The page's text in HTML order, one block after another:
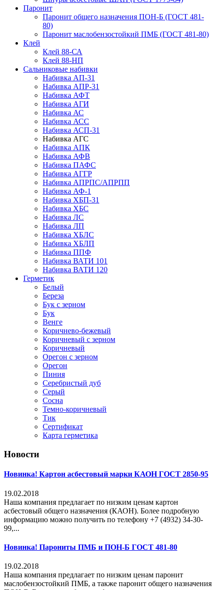
Паронит
Паронит общего назначения ПОН-Б (ГОСТ 481-
80)
Паронит маслобензостойкий ПМБ (ГОСТ 481-80)
Клей
Клей 88-СА
Клей 88-НП
Сальниковые набивки
Набивка АП-31
Набивка АПР-31
Набивка АФТ
Набивка АГИ
Набивка АС
Набивка АСС
Набивка АСП-31
Набивка АГС
Набивка АПК
Набивка АФВ
Набивка ПАФС
Набивка АГГР
Набивка АПРПС/АПРПП
Набивка АФ-1
Набивка ХБП-31
Набивка ХБС
Набивка ЛС
Набивка ЛП
Набивка ХБЛС
Набивка ХБЛП
Набивка ППФ
Набивка ВАТИ 101
Набивка ВАТИ 120
Герметик
Белый
Береза
Бук с зерном
Бук
Венге
Коричнево-бежевый
Коричневый с зерном
Коричневый
Орегон с зерном
Орегон
Пиния
Серебристый дуб
Серый
Сосна
Темно-коричневый
Тик
Сертификат
Карта герметика
Новости
Новинка! Картон асбестовый марки КАОН ГОСТ 2850-95
19.02.2018
Наша компания предлагает по низким ценам картон
асбестовый общего назначения (КАОН). Более подробную
информацию можно получить по телефону +7 (4932) 34-30-
99,...
Новинка! Парониты ПМБ и ПОН-Б ГОСТ 481-80
19.02.2018
Наша компания предлагает по низким ценам паронит
маслобензостойкий ПМБ, а также паронит общего назначения